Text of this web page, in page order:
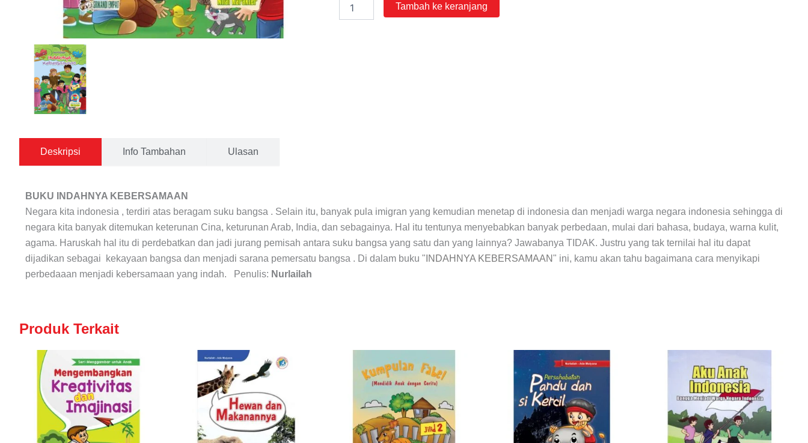
Indahnya
Tambah ke keranjang
Deskripsi Info Tambahan Ulasan
BUKU INDAHNYA KEBERSAMAAN
Negara kita indonesia , terdiri atas beragam suku bangsa . Selain itu, banyak pula imigran yang kemudian menetap di indonesia dan menjadi warga negara indonesia sehingga di
negara kita banyak ditemukan keterunan Cina, keturunan Arab, India, dan sebagainya. Hal itu tentunya menyebabkan banyak perbedaan, mulai dari bahasa, budaya, warna kulit,
agama. Haruskah hal itu di perdebatkan dan jadi jurang pemisah antara suku bangsa yang satu dan yang lainnya? Jawabanya TIDAK. Justru yang tak ternilai hal itu dapat
dijadikan sebagai kekayaan bangsa dan menjadi sarana pemersatu bangsa . Di dalam buku " INDAHNYA KEBERSAMAAN" ini, kamu akan tahu bagaimana cara menyikapi
perbedaaan menjadi kebersamaan yang indah. Penulis: Nurlailah
Produk Terkait